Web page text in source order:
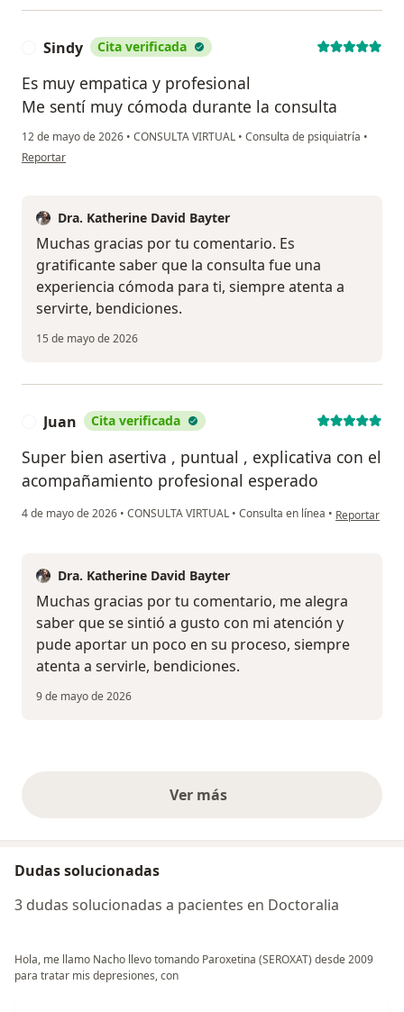
Sindy Cita verificada
Es muy empatica y profesional
Me sentí muy cómoda durante la consulta
12 de mayo de 2026 • CONSULTA VIRTUAL • Consulta de psiquiatría •
en opinión del usuario Sindy
Reportar
Dra. Katherine David Bayter
Muchas gracias por tu comentario. Es
gratificante saber que la consulta fue una
experiencia cómoda para ti, siempre atenta a
servirte, bendiciones.
15 de mayo de 2026
Juan Cita verificada
Super bien asertiva , puntual , explicativa con el
acompañamiento profesional esperado
4 de mayo de 2026 • CONSULTA VIRTUAL • Consulta en línea • en opinión
Reportar
Dra. Katherine David Bayter
Muchas gracias por tu comentario, me alegra
saber que se sintió a gusto con mi atención y
pude aportar un poco en su proceso, siempre
atenta a servirle, bendiciones.
9 de mayo de 2026
Ver másopiniones anteriores
Dudas solucionadas
3 dudas solucionadas a pacientes en Doctoralia
Hola, me llamo Nacho llevo tomando Paroxetina (SEROXAT) desde 2009
para tratar mis depresiones, con